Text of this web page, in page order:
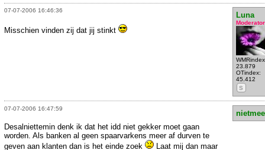
07-07-2006 16:46:36
Luna
Moderator
23.879
OTindex:
45.412
S
Misschien vinden zij dat jij stinkt
07-07-2006 16:47:59
Desalniettemin denk ik dat het idd niet gekker moet gaan
worden. Als banken al geen spaarvarkens meer af durven te
geven aan klanten dan is het einde zoek
Laat mij dan maar